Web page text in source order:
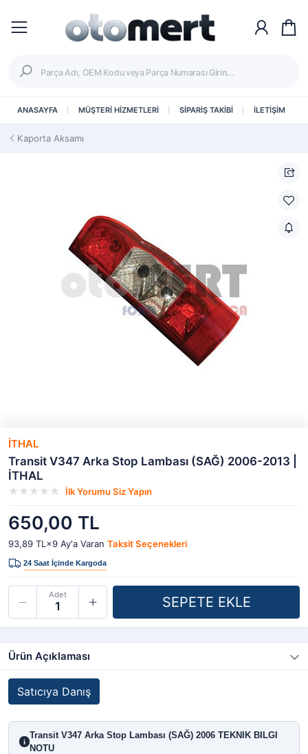
ANASAYFA MÜŞTERİ HİZMETLERİ SİPARİŞ TAKİBİ İLETİŞİM
Kaporta Aksamı
İTHAL
Transit V347 Arka Stop Lambası (SAĞ) 2006-2013 |
İTHAL
İlk Yorumu Siz Yapın
650,00 TL
93,89 TL×9 Ay'a Varan Taksit Seçenekleri
Adet
Ürün Açıklaması
Satıcıya Danış
i
Transit V347 Arka Stop Lambası (SAĞ) 2006 TEKNIK BILGI
NOTU